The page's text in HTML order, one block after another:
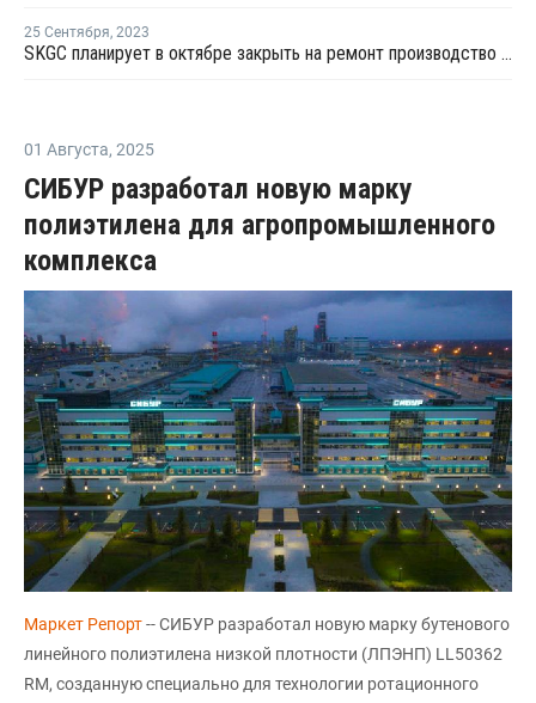
25 Сентября, 2023
SKGC планирует в октябре закрыть на ремонт производство бутадиена в Ульсане
01 Августа, 2025
СИБУР разработал новую марку
полиэтилена для агропромышленного
комплекса
Маркет Репорт-- СИБУР разработал новую марку бутенового
линейного полиэтилена низкой плотности (ЛПЭНП) LL50362
RM, созданную специально для технологии ротационного